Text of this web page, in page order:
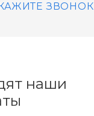
ЗВОНОК
наши